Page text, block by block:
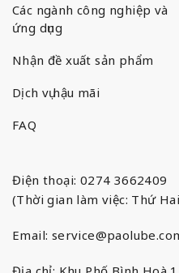
Các ngành công nghiệp và
ứng dụng
Nhận đề xuất sản phẩm
Dịch vụ hậu mãi
FAQ
Điện thoại: 0274 3662409
(Thời gian làm việc: Thứ
Email: